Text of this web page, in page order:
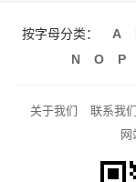
按字母分类： A
N
O P
关于我们 联系我们
网